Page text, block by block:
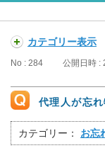
カテゴリー表示
No : 284 公開日時 :
代理人が忘
カテゴリー： お忘